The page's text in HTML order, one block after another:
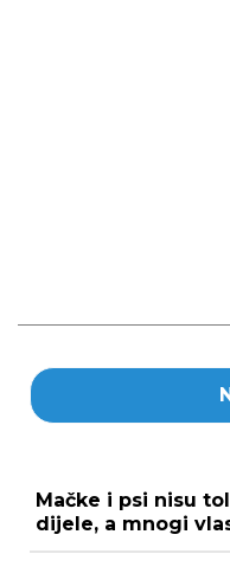
Mačke i psi nisu
dijele, a mnogi